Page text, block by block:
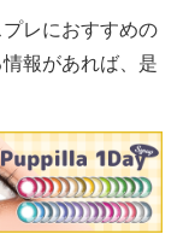
レにおすすめの
報があれば、是